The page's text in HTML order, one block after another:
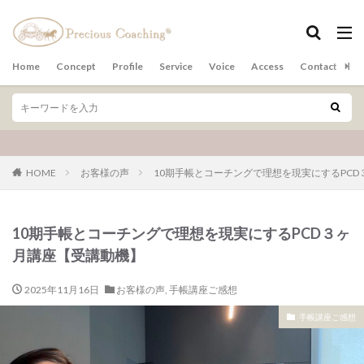
Home Concept Profile Service Voice Access Contact
HOME お客様の声 10期手帳とコーチングで理想を現実にする
10期手帳とコーチングで理想を現実にするPCD３ヶ
月講座【受講動機】
2025年11月16日 お客様の声, 手帳講座ご感想
手帳講座ご感想